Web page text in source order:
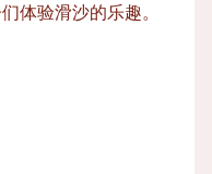
体验滑沙的乐趣。